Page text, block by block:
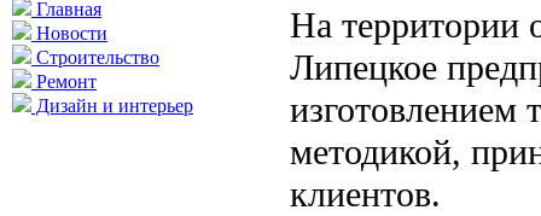
Главная
Новости
Строительство
Ремонт
Дизайн и интерьер
На территории
Липецкое
изготовлением
методикой,
клиентов.